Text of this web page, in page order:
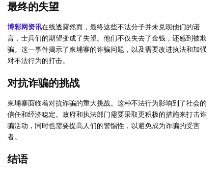
最终的失望
博彩网资讯在线透露然而，最终这些不法分子并未兑现他们的诺
言，士兵们的期望变成了失望。他们不仅失去了金钱，还感到被欺
骗。这一事件揭示了柬埔寨的诈骗问题，以及需要改进执法和加强
对不法行为的打击。
对抗诈骗的挑战
柬埔寨面临着对抗诈骗的重大挑战。这种不法行为影响到了社会的
信任和经济稳定。政府和执法部门需要采取更积极的措施来打击诈
骗活动，同时也需要提高人们的警惕性，以避免成为诈骗的受害
者。
结语